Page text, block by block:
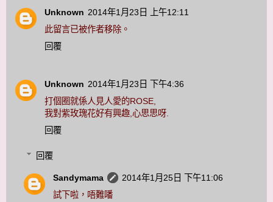
Unknown 2014年1月23日 上午12:11
此留言已被作者移除。
回覆
Unknown 2014年1月23日 下午4:36
打個圈就係人見人愛的ROSE,
我對紫玫瑰花好有興趣,心思思呀.
回覆
回覆
Sandymama
2014年1月25日 下午11:06
試下啦，唔難噃